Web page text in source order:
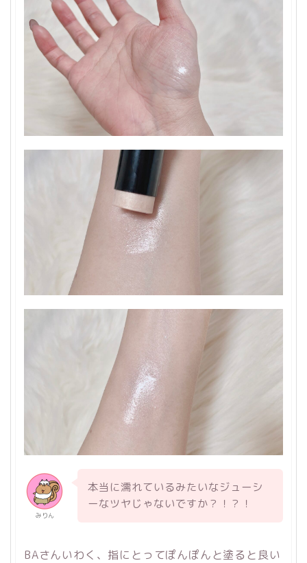
みりん
本当に濡れているみたいなジューシ
ーなツヤじゃないですか？！？！
BAさんいわく、指にとってぽんぽんと塗ると良い